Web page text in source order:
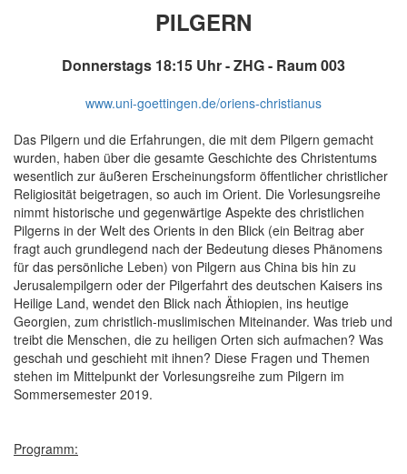
PILGERN
Donnerstags 18:15 Uhr - ZHG - Raum 003
www.uni-goettingen.de/oriens-christianus
Das Pilgern und die Erfahrungen, die mit dem Pilgern gemacht
wurden, haben über die gesamte Geschichte des Christentums
wesentlich zur äußeren Erscheinungsform öffentlicher christlicher
Religiosität beigetragen, so auch im Orient. Die Vorlesungsreihe
nimmt historische und gegenwärtige Aspekte des christlichen
Pilgerns in der Welt des Orients in den Blick (ein Beitrag aber
fragt auch grundlegend nach der Bedeutung dieses Phänomens
für das persönliche Leben) von Pilgern aus China bis hin zu
Jerusalempilgern oder der Pilgerfahrt des deutschen Kaisers ins
Heilige Land, wendet den Blick nach Äthiopien, ins heutige
Georgien, zum christlich-muslimischen Miteinander. Was trieb und
treibt die Menschen, die zu heiligen Orten sich aufmachen? Was
geschah und geschieht mit ihnen? Diese Fragen und Themen
stehen im Mittelpunkt der Vorlesungsreihe zum Pilgern im
Sommersemester 2019.
Programm: